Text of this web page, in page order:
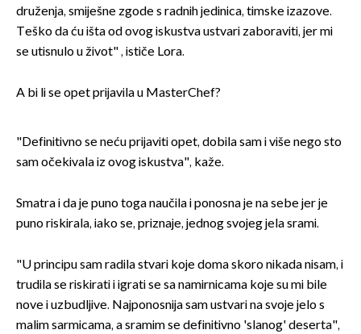
druženja, smiješne zgode s radnih jedinica, timske izazove.
Teško da ću išta od ovog iskustva ustvari zaboraviti, jer mi
se utisnulo u život" , ističe Lora.
A bi li se opet prijavila u MasterChef?
"Definitivno se neću prijaviti opet, dobila sam i više nego sto
sam očekivala iz ovog iskustva", kaže.
Smatra i da je puno toga naučila i ponosna je na sebe jer je
puno riskirala, iako se, priznaje, jednog svojeg jela srami.
"U principu sam radila stvari koje doma skoro nikada nisam, i
trudila se riskirati i igrati se sa namirnicama koje su mi bile
nove i uzbudljive. Najponosnija sam ustvari na svoje jelo s
malim sarmicama, a sramim se definitivno 'slanog' deserta",